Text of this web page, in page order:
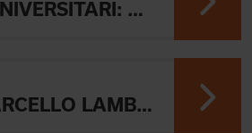
MONDIALI UNIVERSITARI: MARIANI CHIUDE 4° NELLA MIDDLE
TRAIL-O: MARCELLO LAMBERTINI E' ARGENTO EUROPEO IN POLONIA